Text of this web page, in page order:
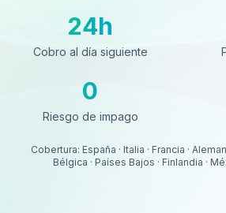
Cobro al día siguiente
24h
Cobro al día siguiente
Riesgo de impago
0
Riesgo de impago
Cobertura: España · Italia · Francia ·
Bélgica · Países Bajos · Finlandia ·